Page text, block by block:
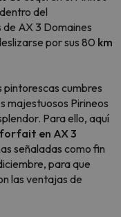
del
AX 3 Domaines
por sus 80 km
pintorescas cumbres
majestuosos Pirineos
Para ello, aquí
en AX 3
señaladas como fin
para que
las ventajas de